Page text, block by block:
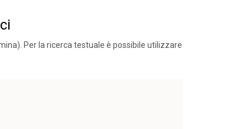
Per la ricerca testuale è possibile utilizzare